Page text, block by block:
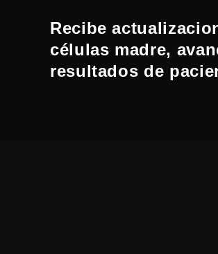
Recibe
células madre,
resultados de